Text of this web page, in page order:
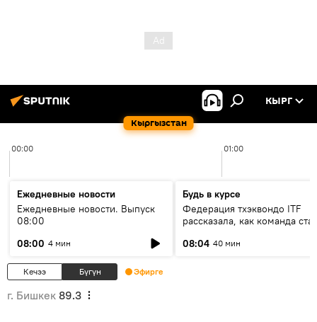
Кыргызстан
КЫРГ
00:00 01:00
Ежедневные новости
Ежедневные новости. Выпуск
08:00
08:00 4 мин
Будь в курсе
Федерация тхэквондо ITF
рассказала, как команда
08:04 40 мин
Кечээ Бүгүн Эфирге
г. Бишкек 89.3